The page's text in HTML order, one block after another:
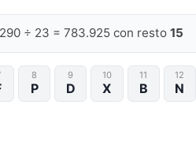
÷ 23 = 783.925 con resto 15
8
P
9
D
10
X
11
B
12
N